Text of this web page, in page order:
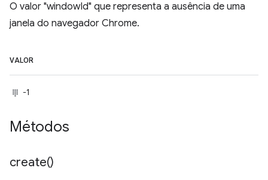
O valor "windowId" que representa a ausência de uma
janela do navegador Chrome.
VALOR
-1
Métodos
create()